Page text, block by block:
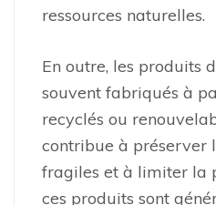
ressources naturelles.
En outre, les produits
souvent fabriqués à
recyclés ou
contribue à préserver
fragiles et à limiter la
ces produits sont